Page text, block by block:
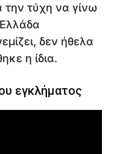
την τύχη να γίνω
δεν ήθελα
η ίδια.
εγκλήματος